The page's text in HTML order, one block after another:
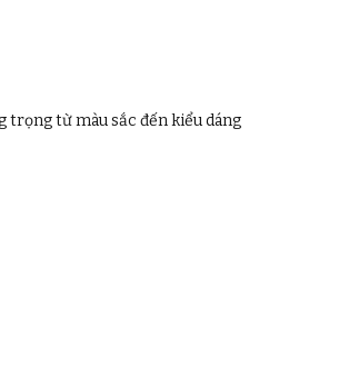
từ màu sắc đến kiểu dáng